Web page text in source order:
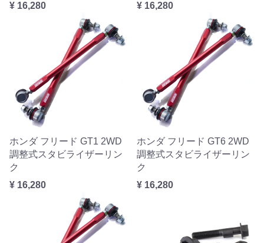
¥ 16,280
¥ 16,280
ホンダ フリード GT1 2WD
調整式スタビライザーリン
ク
¥ 16,280
ホンダ フリード GT6 2WD
調整式スタビライザーリン
ク
¥ 16,280